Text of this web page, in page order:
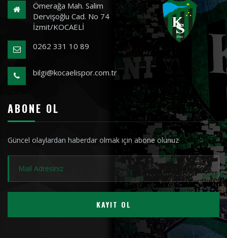
Ömerağa Mah. Salim
Dervişoğlu Cad. No 74
İzmit/KOCAELİ
0262 331 10 89
bilgi@kocaelispor.com.tr
ABONE OL
Güncel olaylardan haberdar olmak için abone olunuz
KAYIT OL